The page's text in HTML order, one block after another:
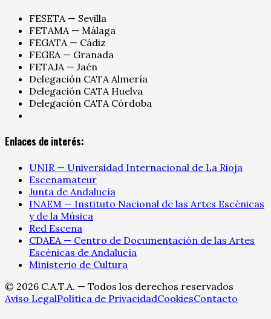
FESETA — Sevilla
FETAMA — Málaga
FEGATA — Cádiz
FEGEA — Granada
FETAJA — Jaén
Delegación CATA Almería
Delegación CATA Huelva
Delegación CATA Córdoba
Enlaces de interés:
UNIR — Universidad Internacional de La Rioja
Escenamateur
Junta de Andalucía
INAEM — Instituto Nacional de las Artes Escénicas
y de la Música
Red Escena
CDAEA — Centro de Documentación de las Artes
Escénicas de Andalucía
Ministerio de Cultura
© 2026 C.A.T.A. — Todos los derechos reservados
Aviso LegalPolítica de PrivacidadCookiesContacto